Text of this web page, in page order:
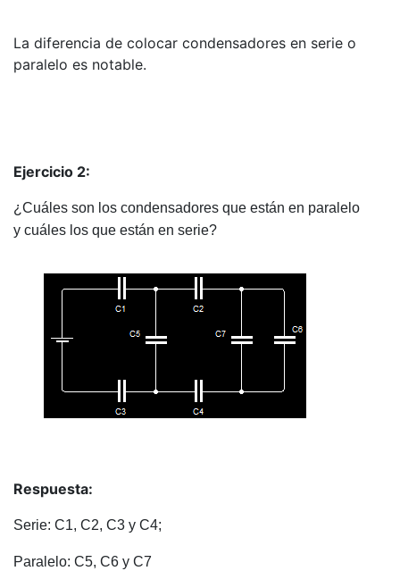
La diferencia de colocar condensadores en serie o
paralelo es notable.
Ejercicio 2:
¿Cuáles son los condensadores que están en paralelo
y cuáles los que están en serie?
Respuesta:
Serie: C1, C2, C3 y C4;
Paralelo: C5, C6 y C7